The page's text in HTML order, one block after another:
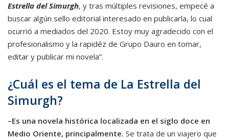
Estrella del Simurgh, y tras múltiples revisiones, empecé a
buscar algún sello editorial interesado en publicarla, lo cual
ocurrió a mediados del 2020. Estoy muy agradecido con el
profesionalismo y la rapidéz de Grupo Dauro en tomar,
editar y publicar mi novela”.
¿Cuál es el tema de La Estrella del
Simurgh?
–Es una novela histórica localizada en el siglo doce en
Medio Oriente, principalmente. Se trata de un viajero que